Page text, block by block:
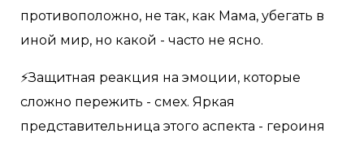
противоположно, не так, как Мама, убегать в
иной мир, но какой - часто не ясно.
⚡Защитная реакция на эмоции, которые
сложно пережить - смех. Яркая
представительница этого аспекта - героиня